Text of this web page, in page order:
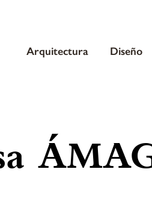
Arquitectura Diseño